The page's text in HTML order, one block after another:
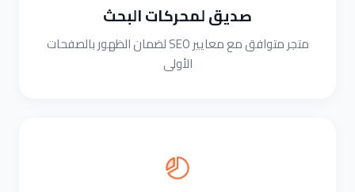
صديق لمحركات البحث
متجر متوافق مع معايير SEO لضمان الظهور بالصفحات
الأولى